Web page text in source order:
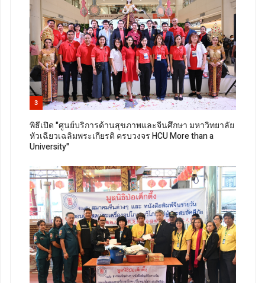
3
พิธีเปิด "ศูนย์บริการด้านสุขภาพและจีนศึกษา มหาวิทยาลัย
หัวเฉียวเฉลิมพระเกียรติ ครบวงจร HCU More than a
University"